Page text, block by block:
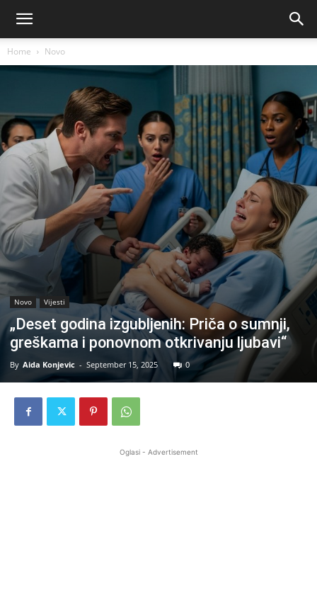
Home Novo
Novo Vijesti
„Deset godina izgubljenih: Priča o sumnji,
greškama i ponovnom otkrivanju ljubavi“
By Aida Konjevic - September 15, 2025 0
Oglasi - Advertisement